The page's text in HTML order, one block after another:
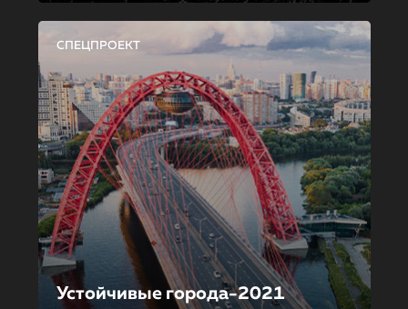
СПЕЦПРОЕКТ
Устойчивые города-2021